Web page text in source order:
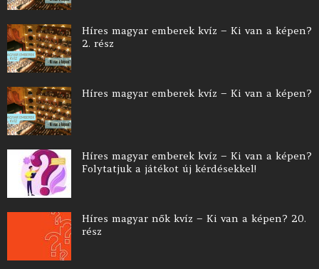
Híres magyar emberek kvíz – Ki van a képen?
2. rész
Híres magyar emberek kvíz – Ki van a képen?
Híres magyar emberek kvíz – Ki van a képen?
Folytatjuk a játékot új kérdésekkel!
Híres magyar nők kvíz – Ki van a képen? 20.
rész